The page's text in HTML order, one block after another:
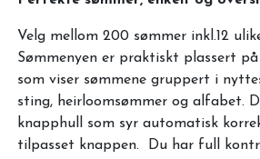
Velg mellom 200 sømmer inkl.12
Sømmenyen er praktiskt plassert
som viser sømmene gruppert i
sting, heirloomsømmer og alfabet.
knapphull som syr automatisk
tilpasset knappen. Du har full